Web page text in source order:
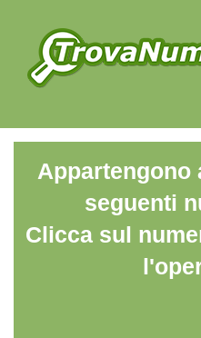
Appartengono
seguenti
Clicca sul